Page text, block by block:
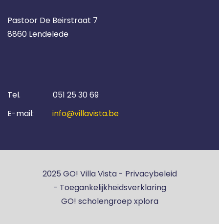
Pastoor De Beirstraat 7
8860 Lendelede
Tel.
051 25 30 69
E-mail:
info@villavista.be
2025 GO! Villa Vista - Privacybeleid
- Toegankelijkheidsverklaring
GO! scholengroep xplora